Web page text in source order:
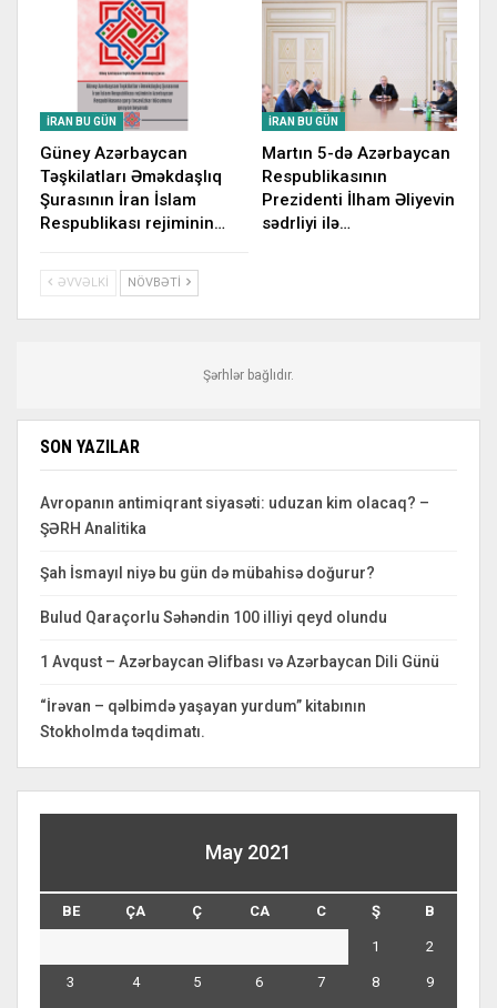
İRAN BU GÜN
Güney Azərbaycan
Təşkilatları Əməkdaşlıq
Şurasının İran İslam
Respublikası rejiminin…
İRAN BU GÜN
Martın 5-də Azərbaycan
Respublikasının
Prezidenti İlham Əliyevin
sədrliyi ilə…
ƏVVƏLKI NÖVBƏTI
Şərhlər bağlıdır.
SON YAZILAR
Avropanın antimiqrant siyasəti: uduzan kim olacaq? –
ŞƏRH Analitika
Şah İsmayıl niyə bu gün də mübahisə doğurur?
Bulud Qaraçorlu Səhəndin 100 illiyi qeyd olundu
1 Avqust – Azərbaycan Əlifbası və Azərbaycan Dili Günü
“İrəvan – qəlbimdə yaşayan yurdum” kitabının
Stokholmda təqdimatı.
May 2021
BE ÇA Ç CA C Ş B
1 2
3 4 5 6 7 8 9